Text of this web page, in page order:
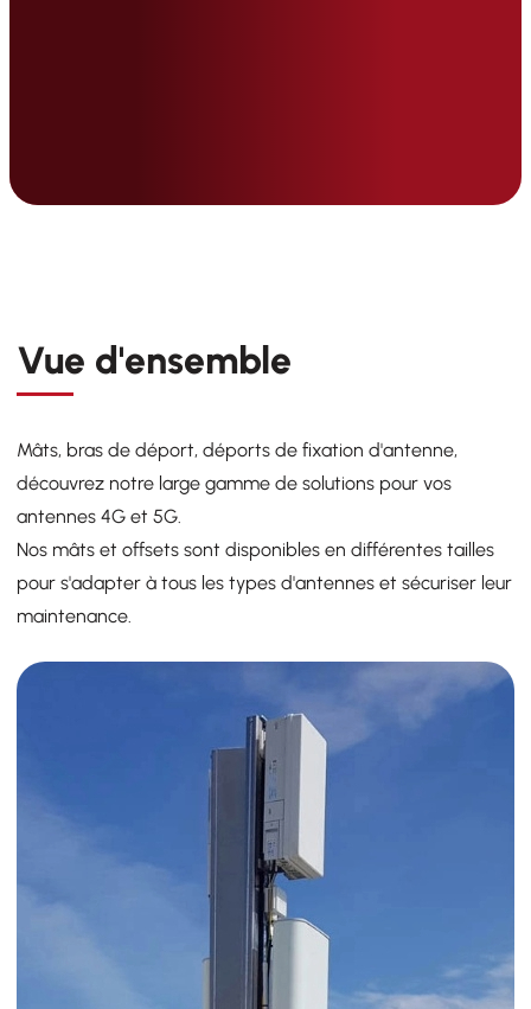
Vue d'ensemble
Mâts, bras de déport, déports de fixation d'antenne,
découvrez notre large gamme de solutions pour vos
antennes 4G et 5G.
Nos mâts et offsets sont disponibles en différentes tailles
pour s'adapter à tous les types d'antennes et sécuriser leur
maintenance.